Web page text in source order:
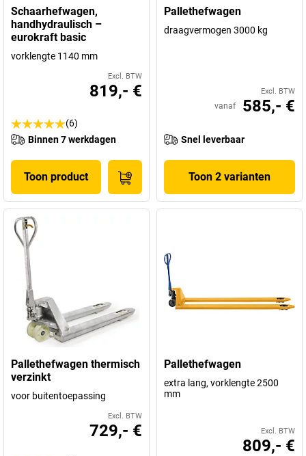
Schaarhefwagen,
handhydraulisch –
eurokraft basic
vorklengte 1140 mm
Excl. BTW
819,- €
(6)
Binnen 7 werkdagen
Toon product
Pallethefwagen
draagvermogen 3000 kg
Excl. BTW
vanaf 585,- €
Snel leverbaar
Toon 2 varianten
Pallethefwagen thermisch
verzinkt
voor buitentoepassing
Excl. BTW
729,- €
Pallethefwagen
extra lang, vorklengte 2500
mm
Excl. BTW
809,- €